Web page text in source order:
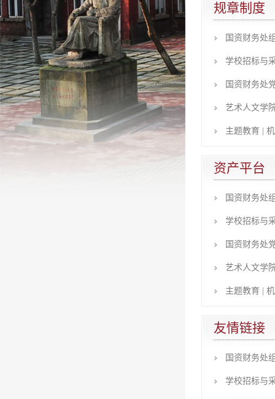
规章制度
国资财务处
学校招标与
国资财务处
艺术人文学
主题教育 |
资产平台
国资财务处
学校招标与
国资财务处
艺术人文学
主题教育 |
友情链接
国资财务处
学校招标与